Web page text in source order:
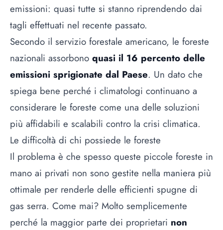
emissioni: quasi tutte si stanno riprendendo dai
tagli effettuati nel recente passato.
Secondo il servizio forestale americano, le foreste
nazionali assorbono quasi il 16 percento delle
emissioni sprigionate dal Paese. Un dato che
spiega bene perché i climatologi continuano a
considerare le foreste come una delle soluzioni
più affidabili e scalabili contro la crisi climatica.
Le difficoltà di chi possiede le foreste
Il problema è che spesso queste piccole foreste in
mano ai privati non sono gestite nella maniera più
ottimale per renderle delle efficienti spugne di
gas serra. Come mai? Molto semplicemente
perché la maggior parte dei proprietari non